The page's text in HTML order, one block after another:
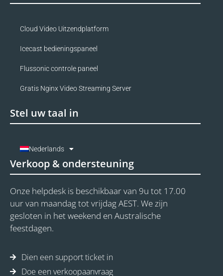
Cloud Video Uitzendplatform
Icecast bedieningspaneel
Flussonic controle paneel
Gratis Nginx Video Streaming Server
Stel uw taal in
Nederlands
Verkoop & ondersteuning
Onze helpdesk is beschikbaar van 9u tot 17.00
uur van maandag tot vrijdag AEST. We zijn
gesloten in het weekend en Australische
feestdagen.
Dien een support ticket in
Doe een verkoopaanvraag